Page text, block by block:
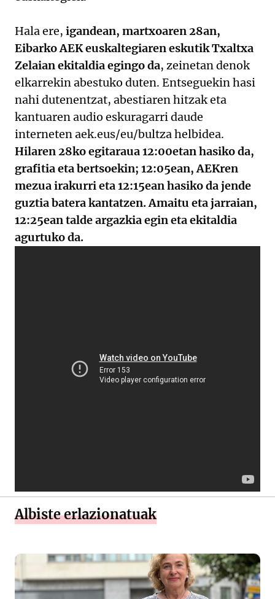
Hala ere, igandean, martxoaren 28an,
Eibarko AEK euskaltegiaren eskutik Txaltxa
Zelaian ekitaldia egingo da, zeinetan denok
elkarrekin abestuko duten. Entseguekin hasi
nahi dutenentzat, abestiaren hitzak eta
kantuaren audio eskuragarri daude
interneten aek.eus/eu/bultza helbidea.
Hilaren 28ko egitaraua 12:00etan hasiko da,
grafitia eta bertsoekin; 12:05ean, AEKren
mezua irakurri eta 12:15ean hasiko da jende
guztia batera kantatzen. Amaitu eta jarraian,
12:25ean talde argazkia egin eta ekitaldia
agurtuko da.
Albiste erlazionatuak